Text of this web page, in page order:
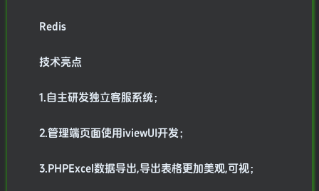
Redis
技术亮点
1.自主研发独立客服系统；
2.管理端页面使用iviewUI开发；
3.PHPExcel数据导出,导出表格更加美观,可视；